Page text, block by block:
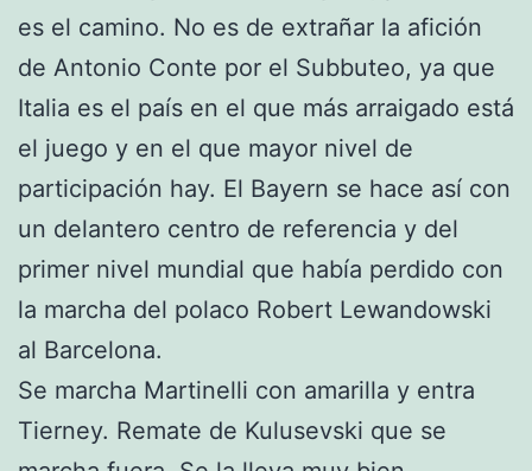
es el camino. No es de extrañar la afición
de Antonio Conte por el Subbuteo, ya que
Italia es el país en el que más arraigado está
el juego y en el que mayor nivel de
participación hay. El Bayern se hace así con
un delantero centro de referencia y del
primer nivel mundial que había perdido con
la marcha del polaco Robert Lewandowski
al Barcelona.
Se marcha Martinelli con amarilla y entra
Tierney. Remate de Kulusevski que se